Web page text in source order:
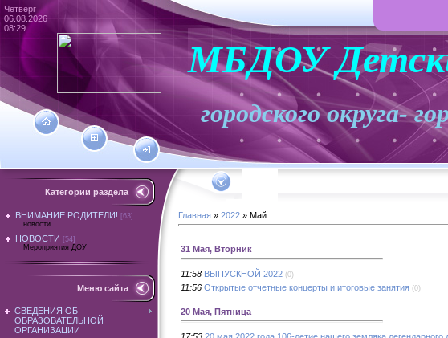
Четверг
06.08.2026
08:29
МБДОУ
городского
Категории раздела
ВНИМАНИЕ РОДИТЕЛИ!
[63]
новости
НОВОСТИ
[54]
Мероприятия ДОУ
Меню сайта
СВЕДЕНИЯ ОБ
ОБРАЗОВАТЕЛЬНОЙ
ОРГАНИЗАЦИИ
Главная » 2022 » Май
31 Мая, Вторник
11:58 ВЫПУСКНОЙ 2022 (0)
11:56 Открытые отчетные концерты и итоговые занятия (0)
20 Мая, Пятница